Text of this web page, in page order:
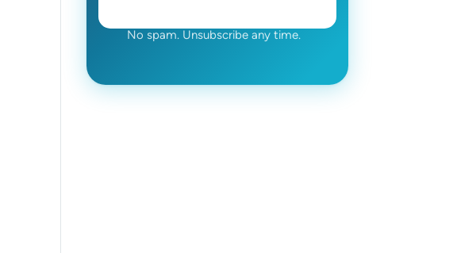
No spam. Unsubscribe any time.